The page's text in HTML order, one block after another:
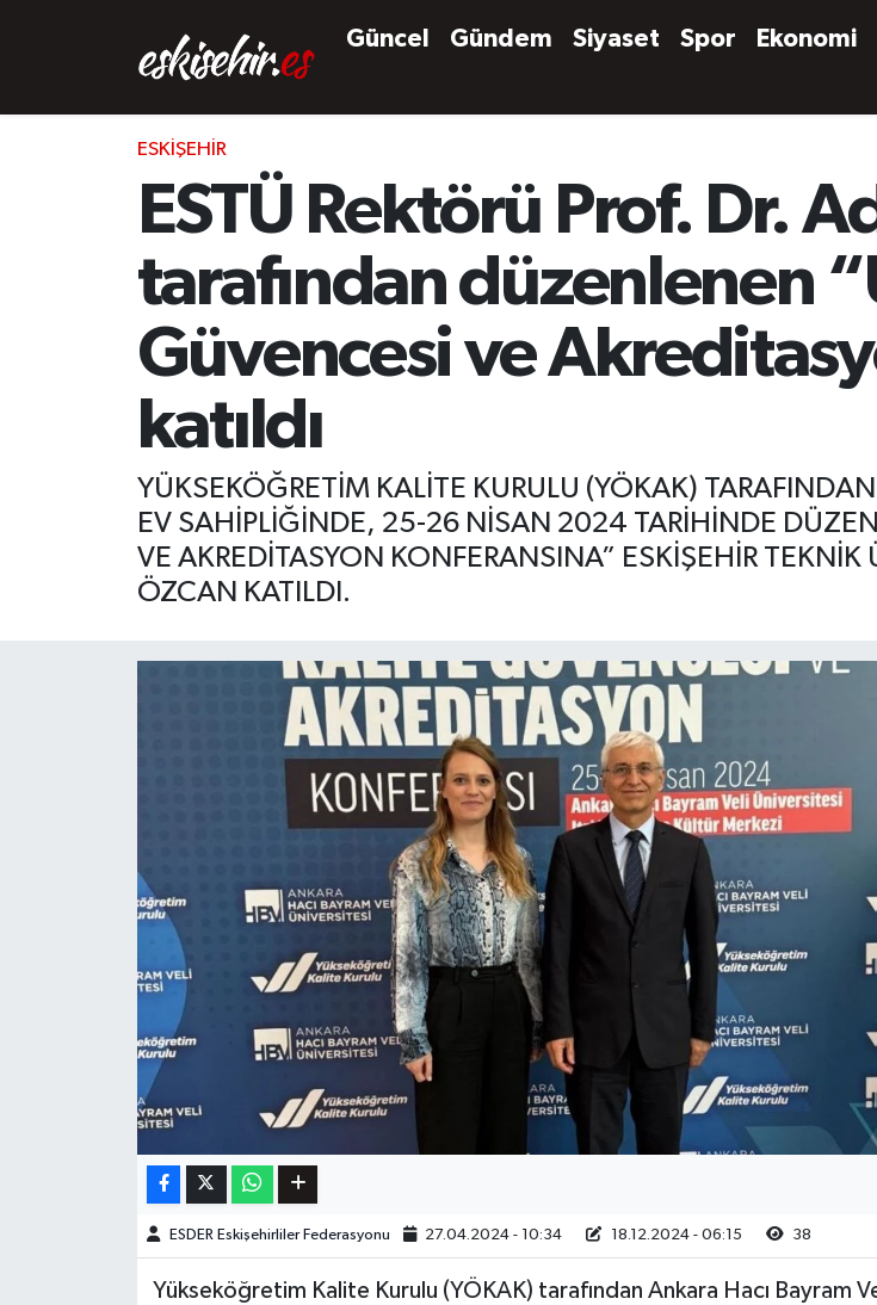
Güncel Gündem Siyaset Spor Ekonomi
ESKIŞEHIR
ESTÜ Rektörü Prof. Dr.
tarafından düzenlenen
Güvencesi ve
katıldı
YÜKSEKÖĞRETİM KALİTE KURULU (YÖKAK)
EV SAHİPLİĞİNDE, 25-26 NİSAN 2024 TARİHİNDE
VE AKREDİTASYON KONFERANSINA” ESKİŞEHİR TEKNİK
ÖZCAN KATILDI.
ESDER Eskişehirliler Federasyonu 27.04.2024 - 10:34 18.12.2024 - 06:15 38
Yükseköğretim Kalite Kurulu (YÖKAK) tarafından Ankara Hacı Bayram